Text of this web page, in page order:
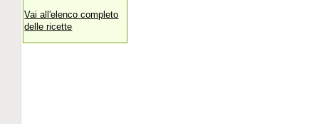
Vai all'elenco completo
delle ricette